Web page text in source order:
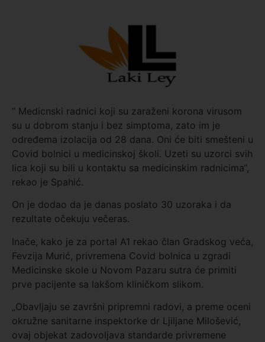
“ Medicnski radnici koji su zaraženi korona virusom
su u dobrom stanju i bez simptoma, zato im je
određema izolacija od 28 dana. Oni će biti smešteni u
Covid bolnici u medicinskoj školi. Uzeti su uzorci svih
lica koji su bili u kontaktu sa medicinskim radnicima“,
rekao je Spahić.
On je dodao da je danas poslato 30 uzoraka i da
rezultate očekuju večeras.
Inače, kako je za portal A1 rekao član Gradskog veća,
Fevzija Murić, privremena Covid bolnica u zgradi
Medicinske skole u Novom Pazaru sutra će primiti
prve pacijente sa lakšom kliničkom slikom.
„Obavljaju se završni pripremni radovi, a preme oceni
okružne sanitarne inspektorke dr Ljiljane Milošević,
ovaj objekat zadovoljava standarde privremene